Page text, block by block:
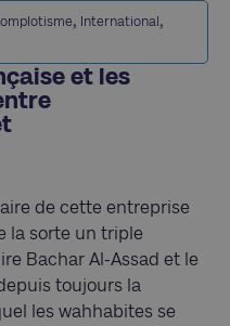
, International,
et les
de cette entreprise
la sorte un triple
Bachar Al-Assad et le
toujours la
les wahhabites se